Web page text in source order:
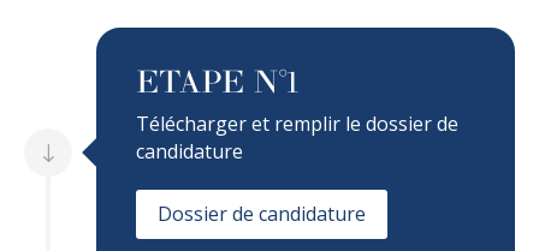
ETAPE N°1
Télécharger et remplir le dossier de
candidature
Dossier de candidature